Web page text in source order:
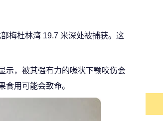
梅杜林湾 19.7 米深处被捕获。这
示，被其强有力的喙状下颚咬伤会
用可能会致命。